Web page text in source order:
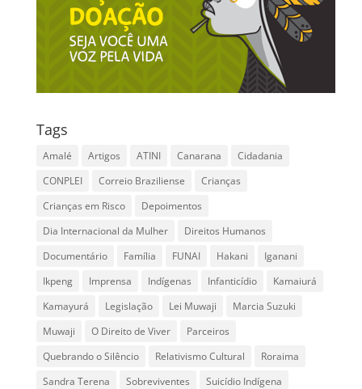
Tags
Amalé Artigos ATINI Canarana
Cidadania
CONPLEI
Correio Braziliense
Crianças
Crianças em Risco
Depoimentos
Dia Internacional da Mulher
Direitos Humanos
Documentário
Família FUNAI Hakani
Iganani
Ikpeng
Imprensa Indígenas Infanticídio
Kamaiurá
Kamayurá
Legislação Lei Muwaji
Marcia Suzuki
Muwaji
O Direito de Viver
Parceiros
Quebrando o Silêncio
Relativismo Cultural
Roraima
Sandra Terena
Sobreviventes
Suicídio Indígena